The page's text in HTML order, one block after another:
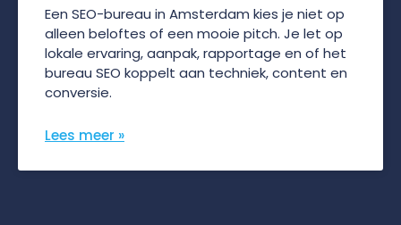
Een SEO-bureau in Amsterdam kies je niet op
alleen beloftes of een mooie pitch. Je let op
lokale ervaring, aanpak, rapportage en of het
bureau SEO koppelt aan techniek, content en
conversie.
Lees meer »